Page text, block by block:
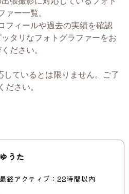
ァー一覧。
フィールや過去の実績を確認
タリなフォトグラファーをお
ださい。
ているとは限りません。ご了
ださい。
ゆうた
最終アクティブ：22時間以内